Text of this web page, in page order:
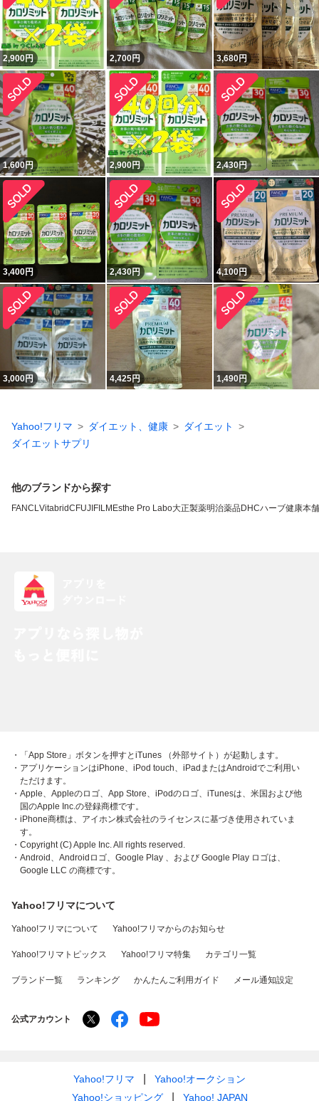
2,900円 2,700円 3,680円
1,600円 2,900円 2,430円
3,400円 2,430円 4,100円
3,000円 4,425円 1,490円
Yahoo!フリマ ダイエット、健康
ダイエット
ダイエットサプリ
他のブランドから探す
FANCLVitabridC FUJIFILM Esthe Pro Labo大正製薬明治薬品DHCハーブ健康本舗
・「App Store」ボタンを押すとiTunes （外部サイト）が起動します。
・アプリケーションはiPhone、iPod touch、iPadまたはAndroidでご利用い
ただけます。
・Apple、Appleのロゴ、App Store、iPodのロゴ、iTunesは、米国および他
国のApple Inc.の登録商標です。
・iPhone商標は、アイホン株式会社のライセンスに基づき使用されていま
す。
・Copyright (C) Apple Inc. All rights reserved.
・Android、Androidロゴ、Google Play 、および Google Play ロゴは、
Google LLC の商標です。
Yahoo!フリマについて
Yahoo!フリマについて Yahoo!フリマからのお知らせ
Yahoo!フリマトピックス Yahoo!フリマ特集 カテゴリ一覧
ブランド一覧 ランキング かんたんご利用ガイド メール通知設定
公式アカウント
Yahoo!フリマ
Yahoo!オークション
Yahoo!ショッピング
Yahoo! JAPAN